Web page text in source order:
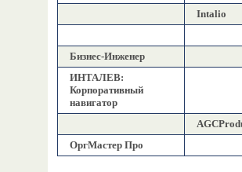
Intalio
Бизнес-Инженер
ИНТАЛЕВ:
Корпоративный
навигатор
ОргМастер Про